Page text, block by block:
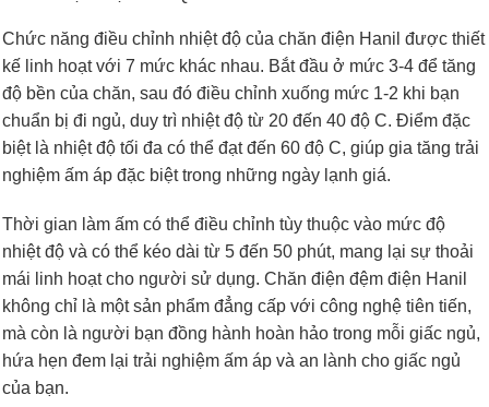
Chức năng điều chỉnh nhiệt độ của chăn điện Hanil được thiết
kế linh hoạt với 7 mức khác nhau. Bắt đầu ở mức 3-4 để tăng
độ bền của chăn, sau đó điều chỉnh xuống mức 1-2 khi bạn
chuẩn bị đi ngủ, duy trì nhiệt độ từ 20 đến 40 độ C. Điểm đặc
biệt là nhiệt độ tối đa có thể đạt đến 60 độ C, giúp gia tăng trải
nghiệm ấm áp đặc biệt trong những ngày lạnh giá.
Thời gian làm ấm có thể điều chỉnh tùy thuộc vào mức độ
nhiệt độ và có thể kéo dài từ 5 đến 50 phút, mang lại sự thoải
mái linh hoạt cho người sử dụng. Chăn điện đệm điện Hanil
không chỉ là một sản phẩm đẳng cấp với công nghệ tiên tiến,
mà còn là người bạn đồng hành hoàn hảo trong mỗi giấc ngủ,
hứa hẹn đem lại trải nghiệm ấm áp và an lành cho giấc ngủ
của bạn.